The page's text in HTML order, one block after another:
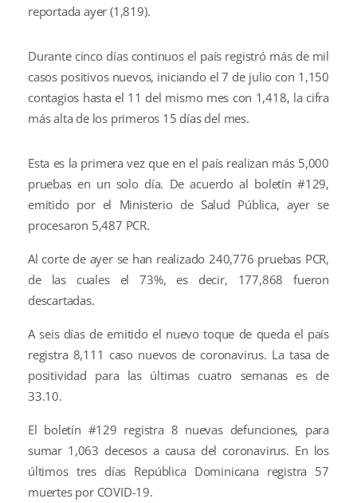
reportada ayer (1,819).
Durante cinco días continuos el país registró más de mil
casos positivos nuevos, iniciando el 7 de julio con 1,150
contagios hasta el 11 del mismo mes con 1,418, la cifra
más alta de los primeros 15 días del mes.
Esta es la primera vez que en el país realizan más 5,000
pruebas en un solo día. De acuerdo al boletín #129,
emitido por el Ministerio de Salud Pública, ayer se
procesaron 5,487 PCR.
Al corte de ayer se han realizado 240,776 pruebas PCR,
de las cuales el 73%, es decir, 177,868 fueron
descartadas.
A seis días de emitido el nuevo toque de queda el país
registra 8,111 caso nuevos de coronavirus. La tasa de
positividad para las últimas cuatro semanas es de
33.10.
El boletín #129 registra 8 nuevas defunciones, para
sumar 1,063 decesos a causa del coronavirus. En los
últimos tres días República Dominicana registra 57
muertes por COVID-19.